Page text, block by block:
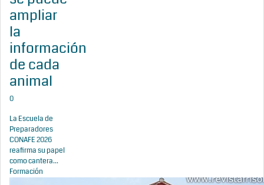
ampliar
la
información
de cada
animal
0
La Escuela de
Preparadores
CONAFE 2026
reafirma su papel
como cantera...
Formación